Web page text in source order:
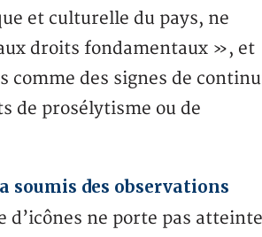
et culturelle du pays, ne
droits fondamentaux », et
des signes de
de prosélytisme ou de
a soumis des observations
ne porte pas